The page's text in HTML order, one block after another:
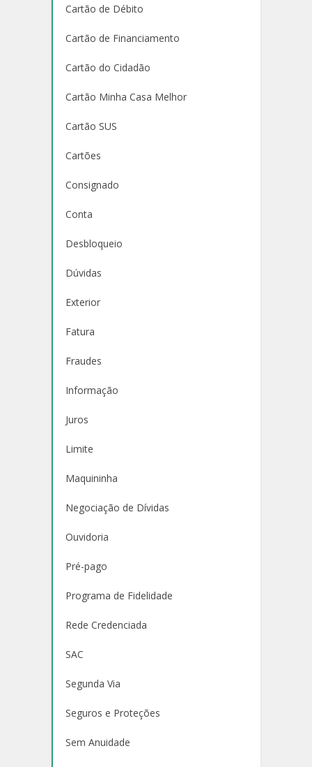
Cartão de Débito
Cartão de Financiamento
Cartão do Cidadão
Cartão Minha Casa Melhor
Cartão SUS
Cartões
Consignado
Conta
Desbloqueio
Dúvidas
Exterior
Fatura
Fraudes
Informação
Juros
Limite
Maquininha
Negociação de Dívidas
Ouvidoria
Pré-pago
Programa de Fidelidade
Rede Credenciada
SAC
Segunda Via
Seguros e Proteções
Sem Anuidade